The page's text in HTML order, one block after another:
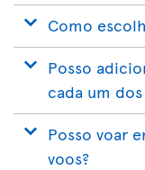
Como
Posso
cada um
Posso voar
voos?